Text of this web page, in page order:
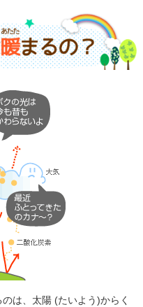
は、太陽 (たいよう)からく